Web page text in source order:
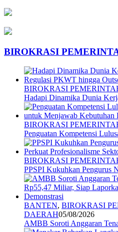
BIROKRASI
BIROKRASI
Hadapi Dinamika Dunia
BIROKRASI
Penguatan Kompetensi
BIROKRASI
PPSPI Kukuhkan Pengurus
BANTEN, BIROKRASI
DAERAH05/08/2026
AMBB Soroti Anggaran